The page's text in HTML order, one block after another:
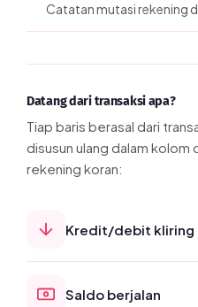
Catatan mutasi rekening
Datang dari transaksi apa?
Tiap baris berasal dari
disusun ulang dalam
rekening koran:
Kredit/debit kliring
Saldo berjalan